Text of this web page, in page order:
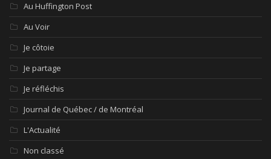
Au Huffington Post
Au Voir
Je côtoie
Je partage
Je réfléchis
Journal de Québec / de Montréal
L'Actualité
Non classé